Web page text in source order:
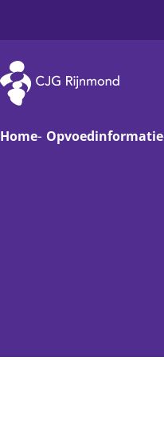
CJG Rijnmond
Home Opvoedinformatie